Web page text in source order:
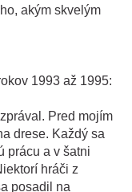
akým skvelým
1993 až 1995:
Pred mojím
drese. Každý sa
prácu a v šatni
hráči z
posadil na